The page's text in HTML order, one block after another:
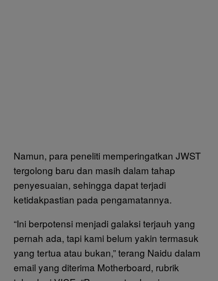
Namun, para peneliti memperingatkan JWST
tergolong baru dan masih dalam tahap
penyesuaian, sehingga dapat terjadi
ketidakpastian pada pengamatannya.
“Ini berpotensi menjadi galaksi terjauh yang
pernah ada, tapi kami belum yakin termasuk
yang tertua atau bukan,” terang Naidu dalam
email yang diterima Motherboard, rubrik